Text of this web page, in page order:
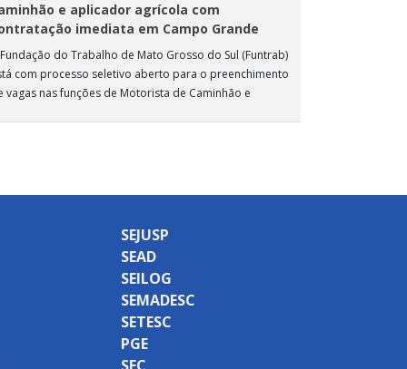
e aplicador agrícola com
imediata em Campo Grande
do Trabalho de Mato Grosso do Sul (Funtrab)
com processo seletivo aberto para o preenchimento
vagas nas funções de Motorista de Caminhão e
SEJUSP
SEAD
SEILOG
SEMADESC
SETESC
PGE